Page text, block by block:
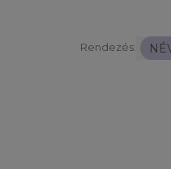
Rendezés: